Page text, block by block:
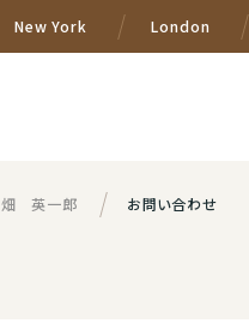
New York London
畑 英一郎 お問い合わせ